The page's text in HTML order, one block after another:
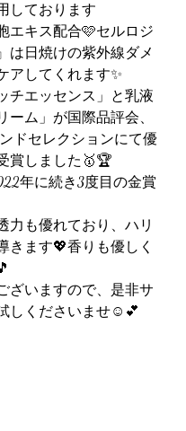
しております
エキス配合🩷セルロジ
は日焼けの紫外線ダメ
アしてくれます✨
チエッセンス」と乳液
ーム」が国際品評会、
ドセレクションにて優
賞しました🥇🏆
年に続き3度目の金賞
力も優れており、ハリ
きます💖香りも優しく
ざいますので、是非サ
しくださいませ☺️💕